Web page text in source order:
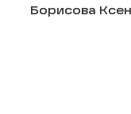
Борисова